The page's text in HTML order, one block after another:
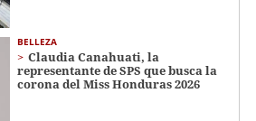
BELLEZA
Claudia Canahuati, la
representante de SPS que busca la
corona del Miss Honduras 2026